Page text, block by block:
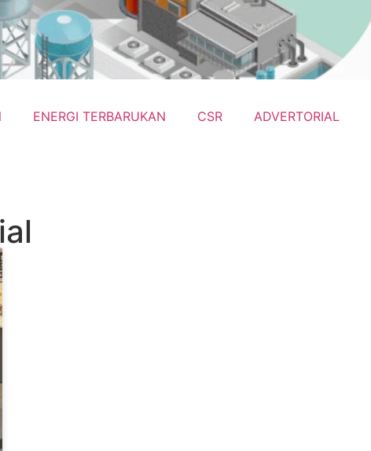
ENERGI TERBARUKAN CSR ADVERTORIAL